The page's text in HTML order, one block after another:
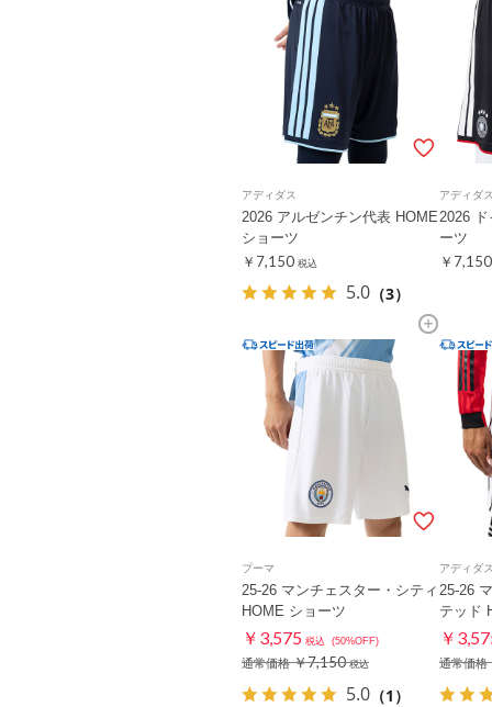
アディダス
2026 アルゼンチン代表 HOME
ショーツ
￥7,150 税込
5.0 （3）
アディダ
2026
ーツ
￥7,150
プーマ
25-26 マンチェスター・シティ
HOME ショーツ
￥3,575 税込 (50%OFF)
通常価格￥7,150 税込
5.0 （1）
アディダ
25-26
テッド
￥
通常価格